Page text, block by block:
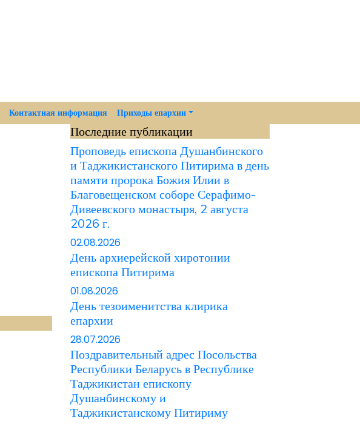
Контактная информация Приходы епархии
Последние публикации
Проповедь епископа Душанбинского
и Таджикистанского Питирима в день
памяти пророка Божия Илии в
Благовещенском соборе Серафимо-
Дивеевского монастыря, 2 августа
2026 г.
02.08.2026
День архиерейской хиротонии
епископа Питирима
01.08.2026
День тезоименитства клирика
епархии
28.07.2026
Поздравительный адрес Посольства
Республики Беларусь в Республике
Таджикистан епископу
Душанбинскому и
Таджикистанскому Питириму